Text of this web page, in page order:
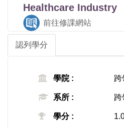
Healthcare Industry
前往修課網站
認列學分
學院 : 跨
系所 : 跨
學分 :